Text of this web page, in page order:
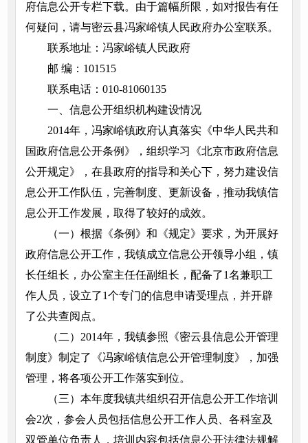
府信息公开专栏下载。由于篇幅所限，如对报告有任
何疑问，请与密云县冯家峪镇人民政府办公室联系。
联系地址：冯家峪镇人民政府
邮 编：101515
联系电话：010-81060135
一、信息公开组织机构建设情况
2014年，冯家峪镇政府认真落实《中华人民共和
国政府信息公开条例》，组织学习《北京市政府信息
公开规定》，在县政府的指导和关心下，努力建设信
息公开工作队伍，完善制度、更新设备，推动我镇信
息公开工作发展，取得了较好的成效。
（一）根据《条例》和《规定》要求，为开展好
政府信息公开工作，我镇成立信息公开领导小组，镇
长任组长，办公室主任任副组长，配备了1名兼职工
作人员，设立了1个专门的信息申请受理点，并开辟
了公共查阅点。
（二）2014年，我镇参照《密云县信息公开管理
制度》制定了《冯家峪镇信息公开管理制度》，加强
管理，将各项公开工作落实到位。
（三）本年度我镇共组织召开信息公开工作培训
会2次，参会人员包括信息公开工作人员、各科室及
双管单位负责人，培训内容包括信息公开法律法规解